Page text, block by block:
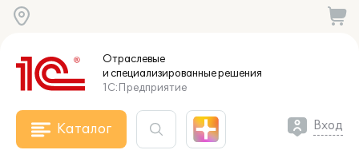
Отраслевые
и специализированныерешения
1С:Предприятие
Каталог Вход